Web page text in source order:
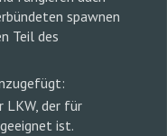
spawnen
Teil des
LKW, der für
ist.